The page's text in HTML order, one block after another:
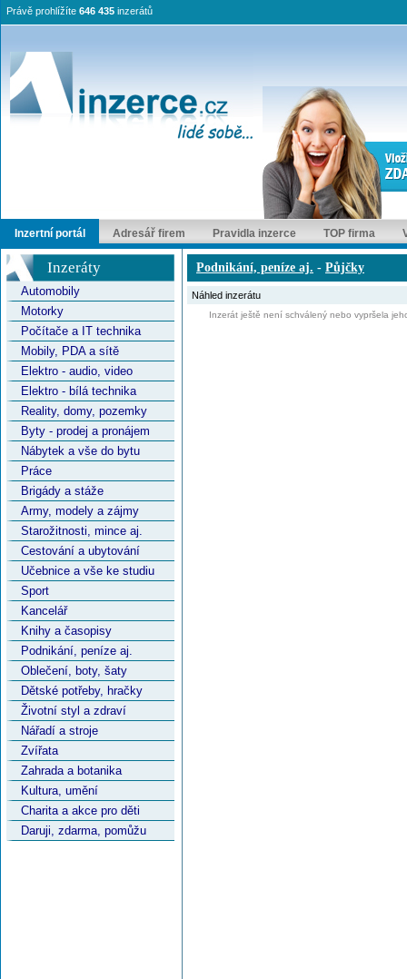
Právě prohlížíte 646 435 inzerátů
Inzertní portál Adresář firem Pravidla inzerce TOP firma
Inzeráty
Automobily
Motorky
Počítače a IT technika
Mobily, PDA a sítě
Elektro - audio, video
Elektro - bílá technika
Reality, domy, pozemky
Byty - prodej a pronájem
Nábytek a vše do bytu
Práce
Brigády a stáže
Army, modely a zájmy
Starožitnosti, mince aj.
Cestování a ubytování
Učebnice a vše ke studiu
Sport
Kancelář
Knihy a časopisy
Podnikání, peníze aj.
Oblečení, boty, šaty
Dětské potřeby, hračky
Životní styl a zdraví
Nářadí a stroje
Zvířata
Zahrada a botanika
Kultura, umění
Charita a akce pro děti
Daruji, zdarma, pomůžu
Podnikání, peníze aj. - Půjčky
Náhled inzerátu
Inzerát ještě není schválený nebo vypršela